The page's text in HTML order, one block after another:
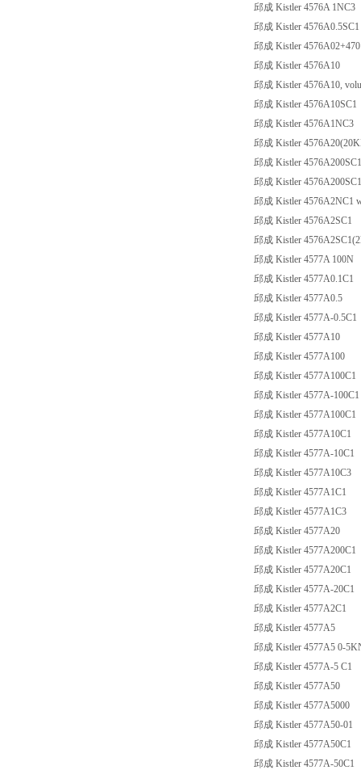
邱成 Kistler 4576A 1NC3
邱成 Kistler 4576A0.5SC1
邱成 Kistler
邱成 Kistler 4576A10
邱成 Kistler 4576A10,
邱成 Kistler 4576A10SC1
邱成 Kistler 4576A1NC3
邱成 Kistler
邱成 Kistler 4576A200SC1
邱成 Kistler
邱成 Kistler 4576A2NC1
邱成 Kistler 4576A2SC1
邱成 Kistler
邱成 Kistler 4577A 100N
邱成 Kistler 4577A0.1C1
邱成 Kistler 4577A0.5
邱成 Kistler 4577A-0.5C1
邱成 Kistler 4577A10
邱成 Kistler 4577A100
邱成 Kistler 4577A100C1
邱成 Kistler 4577A-100C1
邱成 Kistler 4577A100C1
邱成 Kistler 4577A10C1
邱成 Kistler 4577A-10C1
邱成 Kistler 4577A10C3
邱成 Kistler 4577A1C1
邱成 Kistler 4577A1C3
邱成 Kistler 4577A20
邱成 Kistler 4577A200C1
邱成 Kistler 4577A20C1
邱成 Kistler 4577A-20C1
邱成 Kistler 4577A2C1
邱成 Kistler 4577A5
邱成 Kistler 4577A5 0-
邱成 Kistler 4577A-5 C1
邱成 Kistler 4577A50
邱成 Kistler 4577A5000
邱成 Kistler 4577A50-01
邱成 Kistler 4577A50C1
邱成 Kistler 4577A-50C1